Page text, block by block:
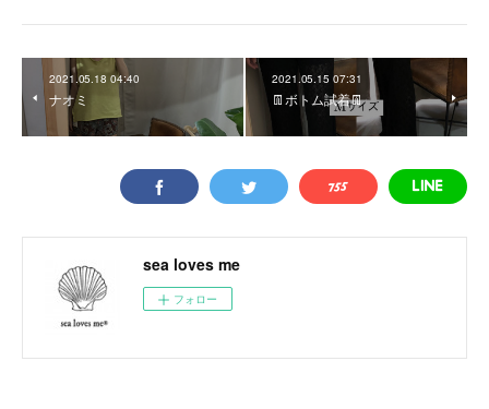
2021.05.18 04:40
ナオミ
2021.05.15 07:31
👖ボトム試着👖
sea loves me
フォロー